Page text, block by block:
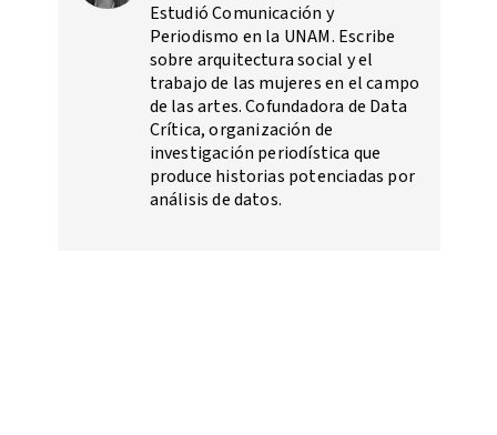
Estudió Comunicación y
Periodismo en la UNAM. Escribe
sobre arquitectura social y el
trabajo de las mujeres en el campo
de las artes. Cofundadora de Data
Crítica, organización de
investigación periodística que
produce historias potenciadas por
análisis de datos.